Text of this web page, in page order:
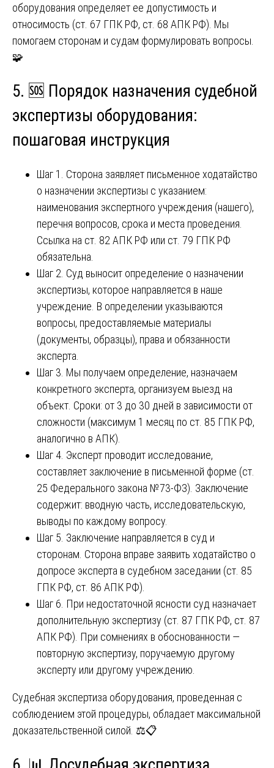
оборудования определяет ее допустимость и
относимость (ст. 67 ГПК РФ, ст. 68 АПК РФ). Мы
помогаем сторонам и судам формулировать вопросы.
🧩
5. 🆘 Порядок назначения судебной
экспертизы оборудования:
пошаговая инструкция
Шаг 1. Сторона заявляет письменное ходатайство
о назначении экспертизы с указанием:
наименования экспертного учреждения (нашего),
перечня вопросов, срока и места проведения.
Ссылка на ст. 82 АПК РФ или ст. 79 ГПК РФ
обязательна.
Шаг 2. Суд выносит определение о назначении
экспертизы, которое направляется в наше
учреждение. В определении указываются
вопросы, предоставляемые материалы
(документы, образцы), права и обязанности
эксперта.
Шаг 3. Мы получаем определение, назначаем
конкретного эксперта, организуем выезд на
объект. Сроки: от 3 до 30 дней в зависимости от
сложности (максимум 1 месяц по ст. 85 ГПК РФ,
аналогично в АПК).
Шаг 4. Эксперт проводит исследование,
составляет заключение в письменной форме (ст.
25 Федерального закона №73-ФЗ). Заключение
содержит: вводную часть, исследовательскую,
выводы по каждому вопросу.
Шаг 5. Заключение направляется в суд и
сторонам. Сторона вправе заявить ходатайство о
допросе эксперта в судебном заседании (ст. 85
ГПК РФ, ст. 86 АПК РФ).
Шаг 6. При недостаточной ясности суд назначает
дополнительную экспертизу (ст. 87 ГПК РФ, ст. 87
АПК РФ). При сомнениях в обоснованности —
повторную экспертизу, поручаемую другому
эксперту или другому учреждению.
Судебная экспертиза оборудования, проведенная с
соблюдением этой процедуры, обладает максимальной
доказательственной силой. ⚖️📋